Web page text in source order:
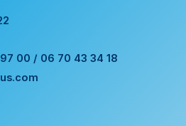
00 / 06 70 43 34 18